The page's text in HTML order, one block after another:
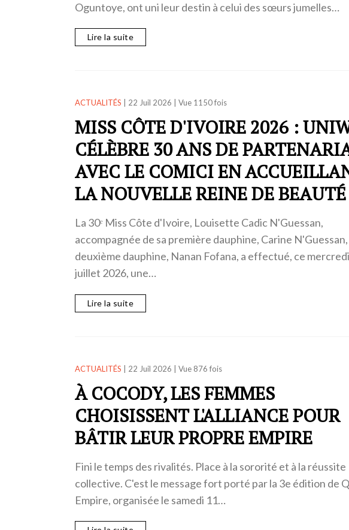
Oguntoye, ont uni leur destin à celui des sœurs jumelles…
Lire la suite
ACTUALITÉS 22 Juil 2026 Vue 1150 fois
MISS CÔTE D'IVOIRE 2026 :
CÉLÈBRE 30 ANS DE
AVEC LE COMICI EN
LA NOUVELLE REINE DE BEAUTÉ
La 30ᵉ Miss Côte d'Ivoire, Louisette Cadic N'Guessan,
accompagnée de sa première dauphine, Carine N'Guessan,
deuxième dauphine, Nanan Fofana, a effectué, ce
juillet 2026, une…
Lire la suite
ACTUALITÉS 22 Juil 2026 Vue 876 fois
À COCODY, LES FEMMES
CHOISISSENT L'ALLIANCE POUR
BÂTIR LEUR PROPRE EMPIRE
Fini le temps des rivalités. Place à la sororité et à la réussite
collective. C'est le message fort porté par la 3e édition de
Empire, organisée le samedi 11…